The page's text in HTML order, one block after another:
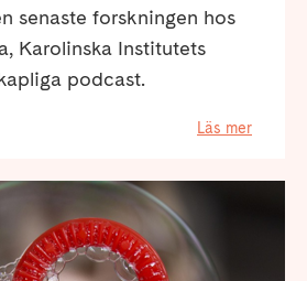
senaste forskningen hos
Karolinska Institutets
podcast.
Läs mer